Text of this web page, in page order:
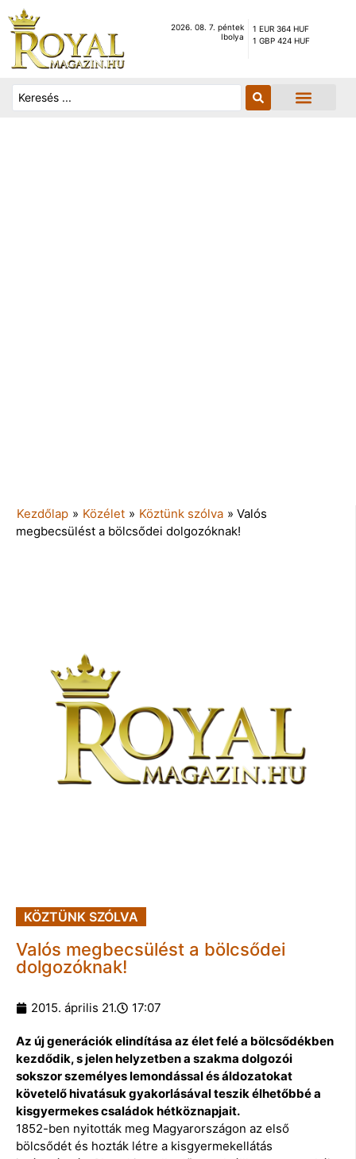
2026. 08. 7. péntek
Ibolya
1 EUR 364 HUF
1 GBP 424 HUF
Kezdőlap » Közélet » Köztünk szólva » Valós
megbecsülést a bölcsődei dolgozóknak!
KÖZTÜNK SZÓLVA
Valós megbecsülést a bölcsődei
dolgozóknak!
2015. április 21. 17:07
Az új generációk elindítása az élet felé a bölcsődékben
kezdődik, s jelen helyzetben a szakma dolgozói
sokszor személyes lemondással és áldozatokat
követelő hivatásuk gyakorlásával teszik élhetőbbé a
kisgyermekes családok hétköznapjait.
1852-ben nyitották meg Magyarországon az első
bölcsődét és hozták létre a kisgyermekellátás